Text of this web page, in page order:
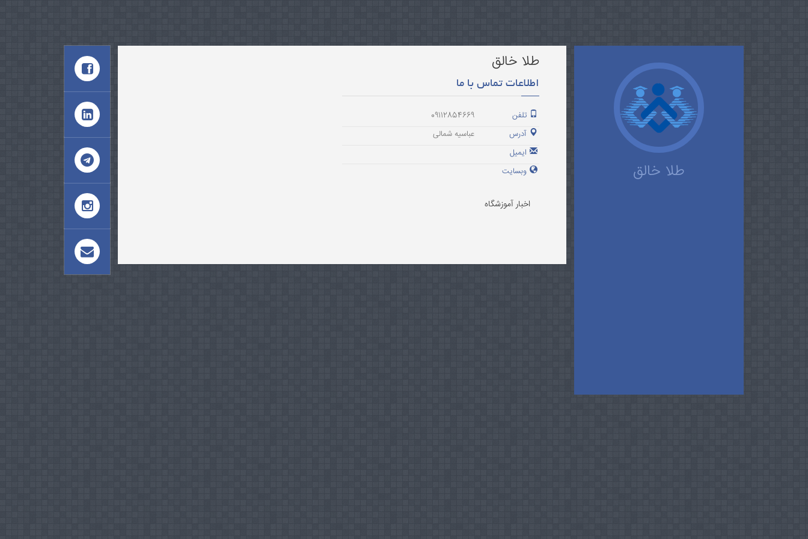
طلا خالق
طلا خالق
اطلاعات تماس با ما
تلفن
09112854669
آدرس
عباسیه شمالی
ایمیل
وبسایت
اخبار آموزشگاه